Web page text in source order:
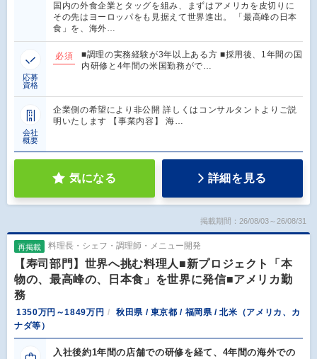
国内の外食企業とタッグを組み、まずはアメリカを皮切りに
その先はヨーロッパをも見据えて世界進出。 「最高峰の日本
食」を、海外…
応募
資格
必須
■調理の実務経験が3年以上ある方 ■採用後、1年間の国
内研修と4年間の米国勤務がで…
会社
概要
企業側の希望により非公開 詳しくはコンサルタントよりご説
明いたします 【事業内容】 海…
気になる 詳細を見る
掲載期間：26/08/03～26/08/31
再掲載 料理長・シェフ・調理師・メニュー開発
【寿司部門】世界へ挑む料理人■新プロジェクト「本
物の、最高峰の、日本食」を世界に発信■アメリカ勤
務
1350万円～1849万円
秋田県 / 東京都 / 福岡県 / 北米（アメリカ、カ
ナダ等）
入社後約1年間の店舗での研修を経て、4年間の海外での